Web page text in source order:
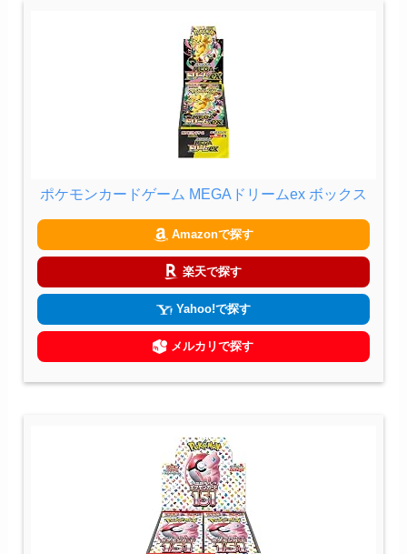
ポケモンカードゲーム MEGAドリームex ボックス
Amazonで探す
楽天で探す
Yahoo!で探す
メルカリで探す